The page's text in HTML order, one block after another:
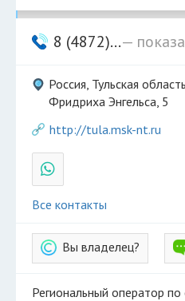
8 (4872)...—
Россия, Тульская
Фридриха Энгельса, 5
http://tula.msk-nt.ru
Все контакты
Вы владелец?
Региональный оператор по обращению с ТКО в